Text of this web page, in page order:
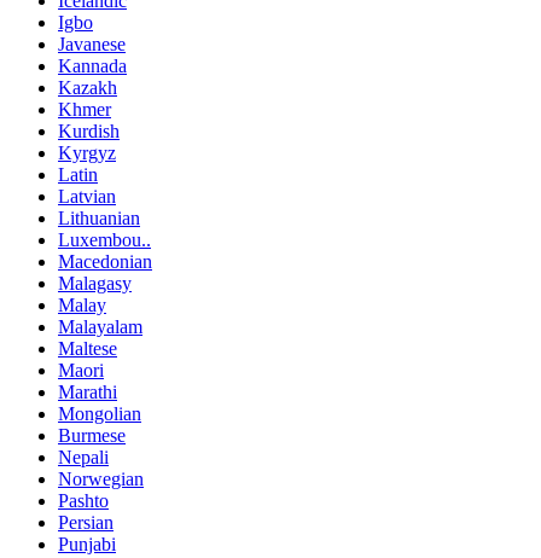
Igbo
Javanese
Kannada
Kazakh
Khmer
Kurdish
Kyrgyz
Latin
Latvian
Lithuanian
Luxembou..
Macedonian
Malagasy
Malay
Malayalam
Maltese
Maori
Marathi
Mongolian
Burmese
Nepali
Norwegian
Pashto
Persian
Punjabi